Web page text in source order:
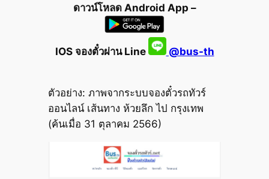
ดาวน์โหลด Android App –
IOS จองตั๋วผ่าน Line @bus-th
ตัวอย่าง: ภาพจากระบบจองตั๋วรถทัวร์
ออนไลน์ เส้นทาง ห้วยลึก ไป กรุงเทพ
(ค้นเมื่อ 31 ตุลาคม 2566)